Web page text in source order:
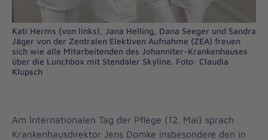
Kati Herms (von links), Jana Helling, Dana Seeger und Sandra
Jäger von der Zentralen Elektiven Aufnahme (ZEA) freuen
sich wie alle Mitarbeitenden des Johanniter-Krankenhauses
über die Lunchbox mit Stendaler Skyline. Foto: Claudia
Klupsch
Am Internationalen Tag der Pflege (12. Mai) sprach
Krankenhausdirektor Jens Domke insbesondere den in